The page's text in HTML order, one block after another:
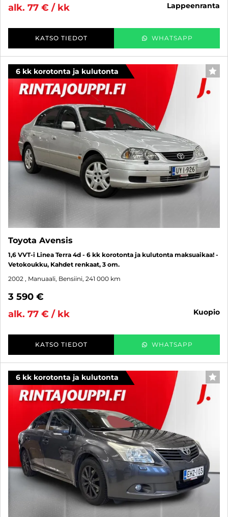
alk. 77 € / kk
lappeenranta
KATSO TIEDOT WHATSAPP
6 kk korotonta ja kulutonta
Toyota Avensis
1,6 VVT-i Linea Terra 4d - 6 kk korotonta ja kulutonta maksuaikaa! -
Vetokoukku, Kahdet renkaat, 3 om.
2002 , Manuaali, Bensiini, 241 000 km
3 590 €
alk. 77 € / kk
kuopio
KATSO TIEDOT WHATSAPP
6 kk korotonta ja kulutonta